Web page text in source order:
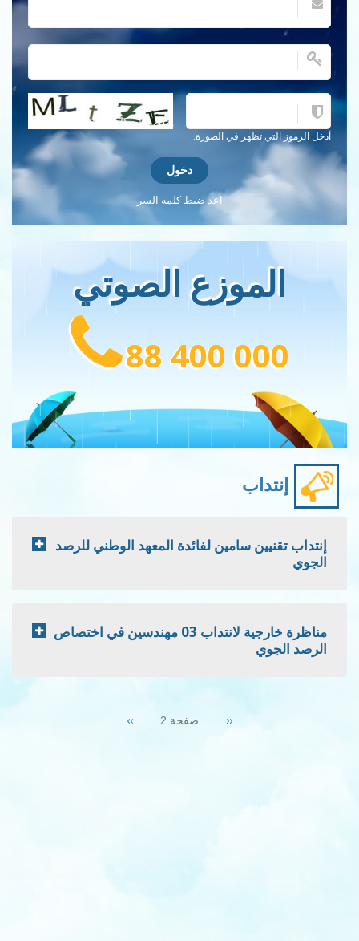
أدخل الرموز التي تظهر في الصورة.
احصل على كلمة التحقق جديدة!
اعد ضبط كلمه السر
الموزع الصوتي
88 400 000
إنتداب
إنتداب تقنيين سامين لفائدة المعهد الوطني للرصد
الجوي
مناظرة خارجية لانتداب 03 مهندسين في اختصاص
الرصد الجوي
Previous
‹‹ صفحة 2 Next
››